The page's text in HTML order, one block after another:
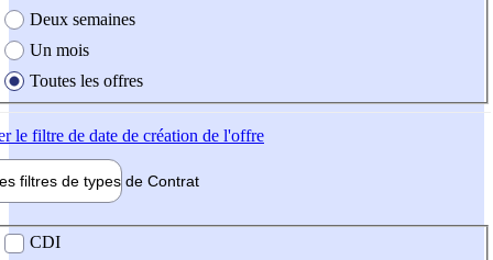
Deux semaines
Un mois
Toutes les offres
le filtre de date de création de l'offre
filtres de types de Contrat
contrat
CDI